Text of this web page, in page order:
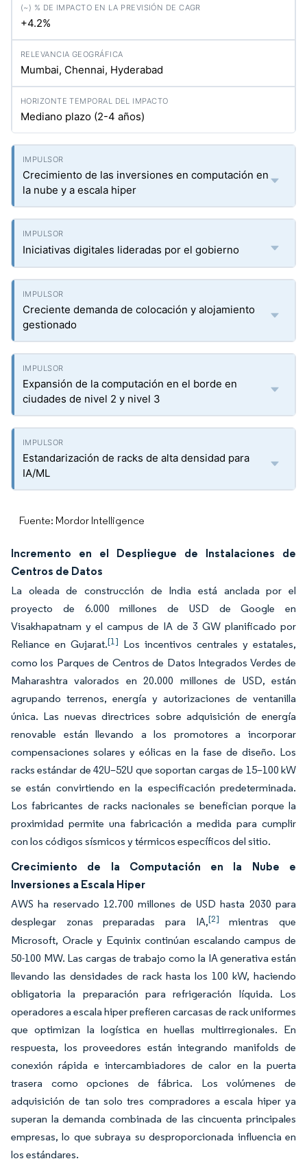
+4.2%
Mumbai, Chennai, Hyderabad
Mediano plazo (2-4 años)
Crecimiento de las inversiones en computación en
la nube y a escala hiper
Iniciativas digitales lideradas por el gobierno
Creciente demanda de colocación y alojamiento
gestionado
Expansión de la computación en el borde en
ciudades de nivel 2 y nivel 3
Estandarización de racks de alta densidad para
IA/ML
Fuente: Mordor Intelligence
Incremento en el Despliegue de Instalaciones de
Centros de Datos
La oleada de construcción de India está anclada por el
proyecto de 6.000 millones de USD de Google en
Visakhapatnam y el campus de IA de 3 GW planificado por
Reliance en Gujarat.[1] Los incentivos centrales y estatales,
como los Parques de Centros de Datos Integrados Verdes de
Maharashtra valorados en 20.000 millones de USD, están
agrupando terrenos, energía y autorizaciones de ventanilla
única. Las nuevas directrices sobre adquisición de energía
renovable están llevando a los promotores a incorporar
compensaciones solares y eólicas en la fase de diseño. Los
racks estándar de 42U–52U que soportan cargas de 15–100 kW
se están convirtiendo en la especificación predeterminada.
Los fabricantes de racks nacionales se benefician porque la
proximidad permite una fabricación a medida para cumplir
con los códigos sísmicos y térmicos específicos del sitio.
Crecimiento de la Computación en la Nube e
Inversiones a Escala Hiper
AWS ha reservado 12.700 millones de USD hasta 2030 para
desplegar zonas preparadas para IA,[2] mientras que
Microsoft, Oracle y Equinix continúan escalando campus de
50-100 MW. Las cargas de trabajo como la IA generativa están
llevando las densidades de rack hasta los 100 kW, haciendo
obligatoria la preparación para refrigeración líquida. Los
operadores a escala hiper prefieren carcasas de rack uniformes
que optimizan la logística en huellas multirregionales. En
respuesta, los proveedores están integrando manifolds de
conexión rápida e intercambiadores de calor en la puerta
trasera como opciones de fábrica. Los volúmenes de
adquisición de tan solo tres compradores a escala hiper ya
superan la demanda combinada de las cincuenta principales
empresas, lo que subraya su desproporcionada influencia en
los estándares.